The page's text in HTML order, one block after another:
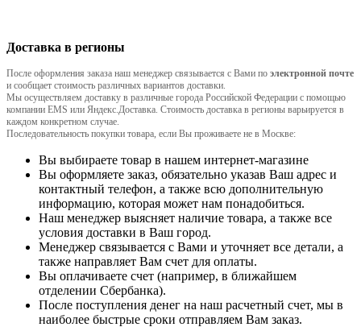
Доставка в регионы
После оформления заказа наш менеджер связывается с Вами по электронной почте
и сообщает стоимость различных вариантов доставки.
Мы осуществляем доставку в различные города Российской Федерации с помощью
компании EMS или Яндекс.Доставка. Стоимость доставка в регионы варьируется в
каждом конкретном случае.
Последовательность покупки товара, если Вы проживаете не в Москве:
Вы выбираете товар в нашем интернет-магазине
Вы оформляете заказ, обязательно указав Ваш адрес и
контактный телефон, а также всю дополнительную
информацию, которая может нам понадобиться.
Наш менеджер выясняет наличие товара, а также все
условия доставки в Ваш город.
Менеджер связывается с Вами и уточняет все детали, а
также направляет Вам счет для оплаты.
Вы оплачиваете счет (например, в ближайшем
отделении Сбербанка).
После поступления денег на наш расчетный счет, мы в
наиболее быстрые сроки отправляем Вам заказ.